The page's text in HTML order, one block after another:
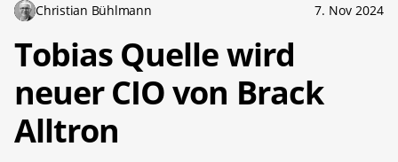
Christian Bühlmann 7. Nov 2024
Tobias Quelle wird
neuer CIO von Brack
Alltron